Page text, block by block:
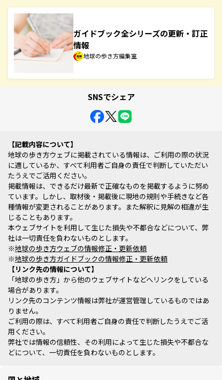
ガイドブック全シリーズの更新・訂正
情報
地球の歩き方編集室
SNSでシェア
記載内容について
地球の歩き方ウェブに掲載されている情報は、ご利用の際の状況
に適しているか、すべて利用者ご自身の責任で判断していただい
たうえでご活用ください。
掲載情報は、できるだけ最新で正確なものを掲載するように努め
ています。しかし、取材後・掲載後に現地の規則や手続きなど各
種情報が変更されることがあります。また解釈に見解の相違が生
じることもあります。
本ウェブサイトを利用して生じた損失や不都合などについて、弊
社は一切責任を負わないものとします。
※地球の歩き方ウェブの情報修正・更新依頼
※地球の歩き方ガイドブックの情報修正・更新依頼
リンク先の情報について
「地球の歩き方」から他のウェブサイトなどへリンクをしている
場合があります。
リンク先のコンテンツ情報は弊社が運営管理しているものではあ
りません。
ご利用の際は、すべて利用者ご自身の責任で判断したうえでご活
用ください。
弊社では情報の信頼性、その利用によって生じた損失や不都合な
どについて、一切責任を負わないものとします。